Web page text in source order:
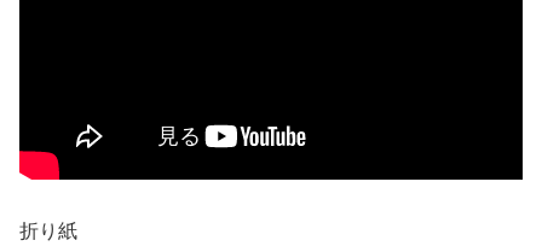
折り紙